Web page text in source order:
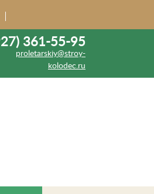
361-55-95
proletarskiy@stroy-
kolodec.ru